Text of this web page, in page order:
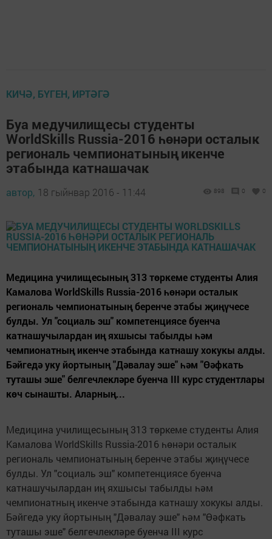
КИЧӘ, БҮГЕН, ИРТӘГӘ
Буа медучилищесы студенты
WorldSkills Russia-2016 һөнәри осталык
региональ чемпионатының икенче
этабында катнашачак
автор, 18 гыйнвар 2016 - 11:44 898 0 0
Медицина училищесының 313 төркеме студенты Алия
Камалова WorldSkills Russia-2016 һөнәри осталык
региональ чемпионатының беренче этабы җиңүчесе
булды. Ул "социаль эш" компетенциясе буенча
катнашучылардан иң яхшысы табылды һәм
чемпионатның икенче этабында катнашу хокукы алды.
Бәйгедә уку йортының "Дәвалау эше" һәм "Өәфкать
туташы эше" белгечлекләре буенча III курс студентлары
көч сынашты. Аларның...
Медицина училищесының 313 төркеме студенты Алия
Камалова WorldSkills Russia-2016 һөнәри осталык
региональ чемпионатының беренче этабы җиңүчесе
булды. Ул "социаль эш" компетенциясе буенча
катнашучылардан иң яхшысы табылды һәм
чемпионатның икенче этабында катнашу хокукы алды.
Бәйгедә уку йортының "Дәвалау эше" һәм "Өәфкать
туташы эше" белгечлекләре буенча III курс